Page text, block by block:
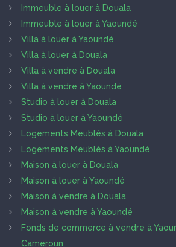
Immeuble à louer à Douala
Immeuble à louer à Yaoundé
Villa à louer à Yaoundé
Villa à louer à Douala
Villa à vendre à Douala
Villa à vendre à Yaoundé
Studio à louer à Douala
Studio à louer à Yaoundé
Logements Meublés à Douala
Logements Meublés à Yaoundé
Maison à louer à Douala
Maison à louer à Yaoundé
Maison à vendre à Douala
Maison à vendre à Yaoundé
Fonds de commerce à vendre à
Cameroun